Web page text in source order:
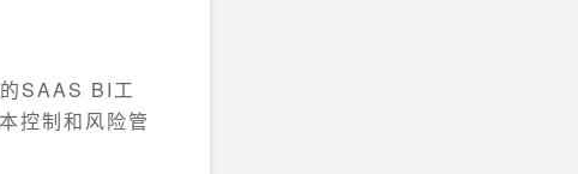
SAAS BI工
控制和风险管